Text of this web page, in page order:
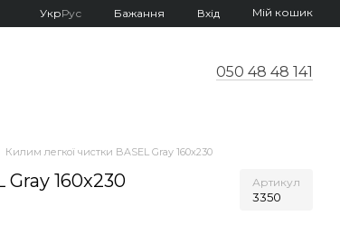
УкрРус Бажання Вхід Мій кошик
050 48 48 141
Килим легкої чистки BASEL Gray 160x230
Gray 160x230 Артикул
3350